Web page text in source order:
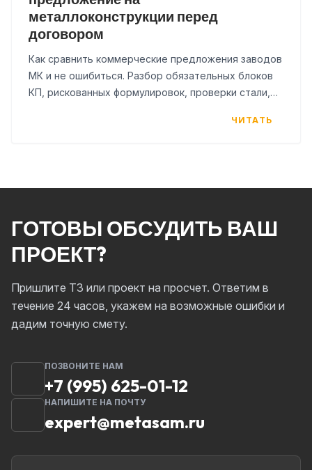
металлоконструкции перед
договором
Как сравнить коммерческие предложения заводов
МК и не ошибиться. Разбор обязательных блоков
КП, рискованных формулировок, проверки стали,
ЧИТАТЬ
ГОТОВЫ ОБСУДИТЬ ВАШ
ПРОЕКТ?
Пришлите ТЗ или проект на просчет. Ответим в
течение 24 часов, укажем на возможные ошибки и
дадим точную смету.
ПОЗВОНИТЕ НАМ
+7 (995) 625-01-12
НАПИШИТЕ НА ПОЧТУ
expert@metasam.ru